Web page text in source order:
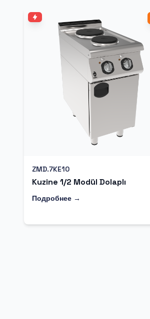
ZMD.7KE10
Kuzine 1/2 Modül Dolaplı
Подробнее →